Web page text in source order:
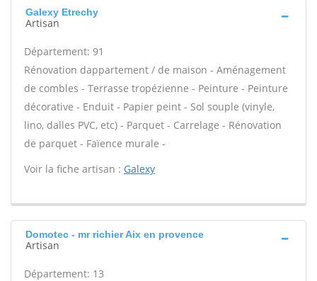
Galexy Etrechy
Artisan
Département: 91
Rénovation dappartement / de maison - Aménagement
de combles - Terrasse tropézienne - Peinture - Peinture
décorative - Enduit - Papier peint - Sol souple (vinyle,
lino, dalles PVC, etc) - Parquet - Carrelage - Rénovation
de parquet - Faïence murale -
Voir la fiche artisan : Galexy
Domotec - mr richier Aix en provence
Artisan
Département: 13